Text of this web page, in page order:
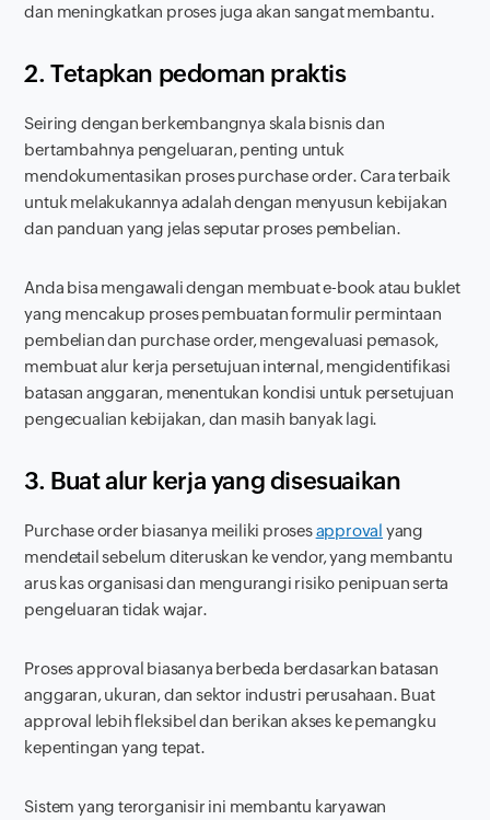
dan meningkatkan proses juga akan sangat membantu.
2. Tetapkan pedoman praktis
Seiring dengan berkembangnya skala bisnis dan
bertambahnya pengeluaran, penting untuk
mendokumentasikan prosespurchase order.Cara terbaik
untuk melakukannya adalah dengan menyusun kebijakan
dan panduan yang jelas seputar proses pembelian.
Anda bisa mengawali dengan membuate-bookatau buklet
yang mencakup proses pembuatan formulir permintaan
pembelian dan purchase order,mengevaluasi pemasok,
membuat alur kerja persetujuan internal, mengidentifikasi
batasan anggaran, menentukan kondisi untuk persetujuan
pengecualian kebijakan, dan masih banyak lagi.
3. Buat alur kerja yang disesuaikan
Purchase order biasanya meiliki prosesapproval yang
mendetail sebelum diteruskan ke vendor, yang membantu
arus kas organisasi dan mengurangi risiko penipuan serta
pengeluaran tidak wajar.
Prosesapproval biasanya berbeda berdasarkan batasan
anggaran, ukuran, dan sektor industri perusahaan. Buat
approval lebih fleksibel dan berikan akses ke pemangku
kepentingan yang tepat.
Sistem yang terorganisir ini membantu karyawan